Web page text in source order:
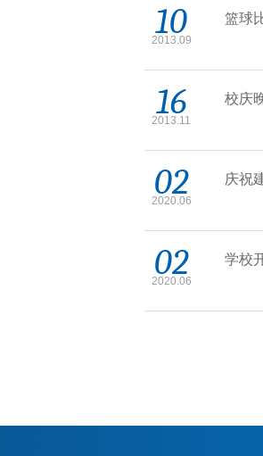
10
2013.09
篮球
16
2013.11
校庆
02
2020.06
庆祝
02
2020.06
学校